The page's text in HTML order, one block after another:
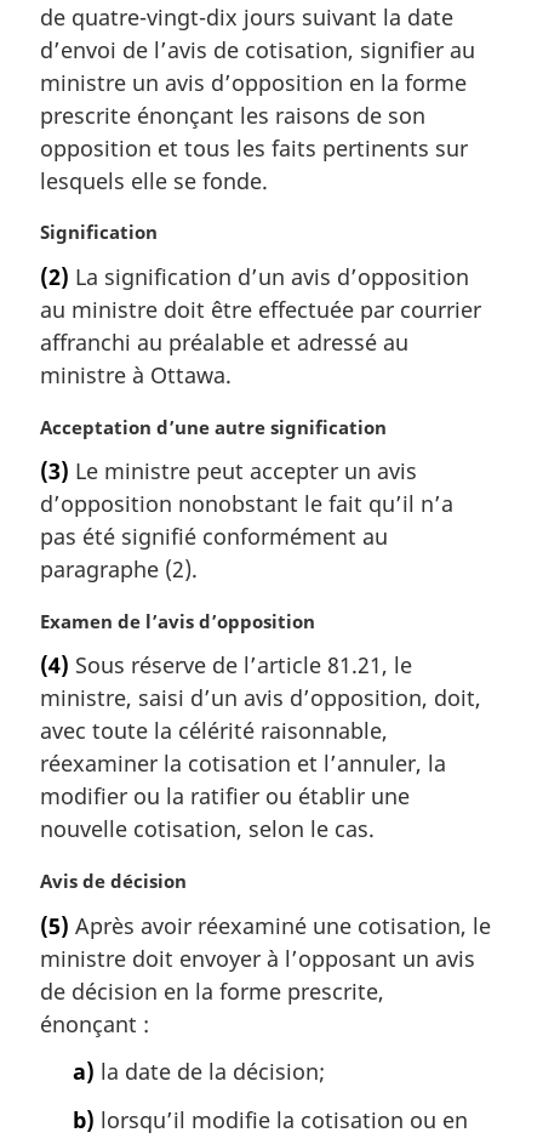
g
i
n
a
l
e
:
de quatre-vingt-dix jours suivant la date
d’envoi de l’avis de cotisation, signifier au
ministre un avis d’opposition en la forme
prescrite énonçant les raisons de son
opposition et tous les faits pertinents sur
lesquels elle se fonde.
N
t
e
m
a
g
n
a
e
:
Signification
(2) La signification d’un avis d’opposition
au ministre doit être effectuée par courrier
affranchi au préalable et adressé au
ministre à Ottawa.
N
t
e
m
a
r
g
n
a
e
:
Acceptation d’une autre signification
(3) Le ministre peut accepter un avis
d’opposition nonobstant le fait qu’il n’a
pas été signifié conformément au
paragraphe (2).
N
t
e
m
a
g
i
a
l
e
:
Examen de l’avis d’opposition
(4) Sous réserve de l’article 81.21, le
ministre, saisi d’un avis d’opposition, doit,
avec toute la célérité raisonnable,
réexaminer la cotisation et l’annuler, la
modifier ou la ratifier ou établir une
nouvelle cotisation, selon le cas.
N
t
e
m
a
Avis de décision
(5) Après avoir réexaminé une cotisation, le
ministre doit envoyer à l’opposant un avis
de décision en la forme prescrite,
énonçant :
a) la date de la décision;
b) lorsqu’il modifie la cotisation ou en